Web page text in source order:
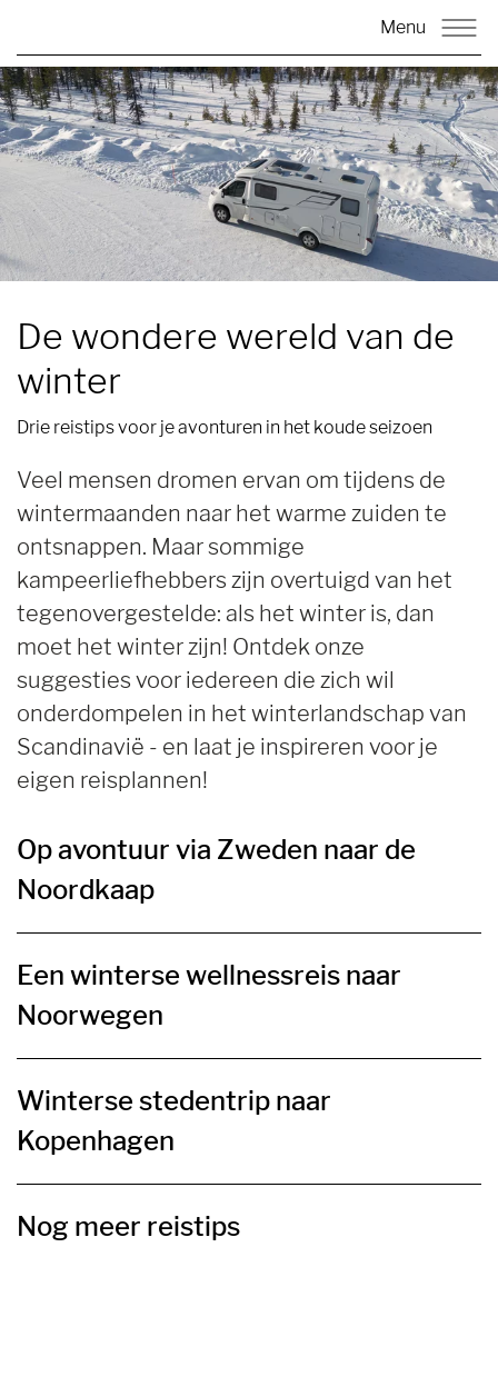
Menu
De wondere wereld van de
winter
Drie reistips voor je avonturen in het koude seizoen
Veel mensen dromen ervan om tijdens de
wintermaanden naar het warme zuiden te
ontsnappen. Maar sommige
kampeerliefhebbers zijn overtuigd van het
tegenovergestelde: als het winter is, dan
moet het winter zijn! Ontdek onze
suggesties voor iedereen die zich wil
onderdompelen in het winterlandschap van
Scandinavië - en laat je inspireren voor je
eigen reisplannen!
Op avontuur via Zweden naar de
Noordkaap
Een winterse wellnessreis naar
Noorwegen
Winterse stedentrip naar
Kopenhagen
Nog meer reistips